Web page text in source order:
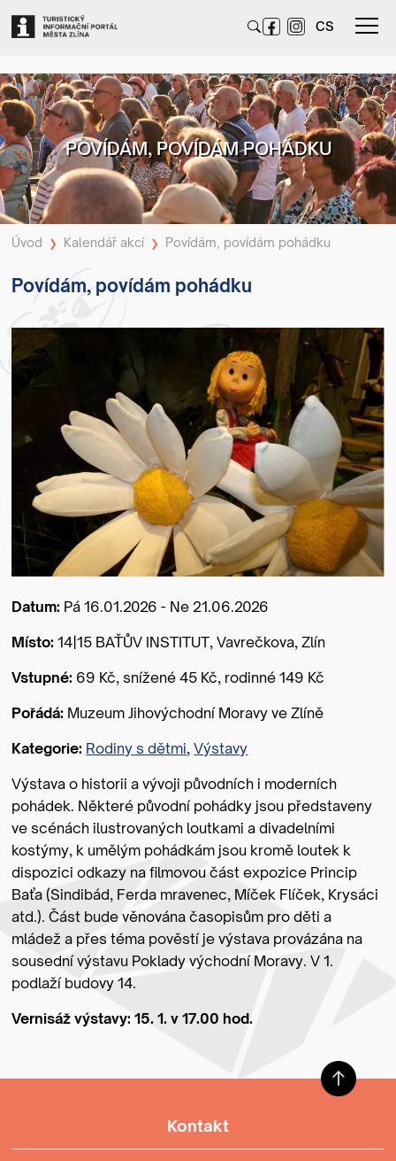
CS
POVÍDÁM, POVÍDÁM POHÁDKU
Úvod ❯ Kalendář akcí ❯ Povídám, povídám pohádku
Povídám, povídám pohádku
Datum: Pá 16.01.2026 - Ne 21.06.2026
Místo: 14|15 BAŤŮV INSTITUT, Vavrečkova, Zlín
Vstupné: 69 Kč, snížené 45 Kč, rodinné 149 Kč
Pořádá: Muzeum Jihovýchodní Moravy ve Zlíně
Kategorie: Rodiny s dětmi,Výstavy
Výstava o historii a vývoji původních i moderních
pohádek. Některé původní pohádky jsou představeny
ve scénách ilustrovaných loutkami a divadelními
kostýmy, k umělým pohádkám jsou kromě loutek k
dispozici odkazy na filmovou část expozice Princip
Baťa (Sindibád, Ferda mravenec, Míček Flíček, Krysáci
atd.). Část bude věnována časopisům pro děti a
mládež a přes téma pověstí je výstava provázána na
sousední výstavu Poklady východní Moravy. V 1.
podlaží budovy 14.
Vernisáž výstavy: 15. 1. v 17.00 hod.
Kontakt